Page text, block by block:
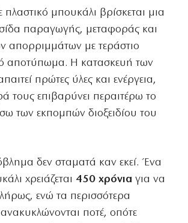
μπουκάλι βρίσκεται μια
παραγωγής, μεταφοράς και
απορριμμάτων με τεράστιο
αποτύπωμα. Η κατασκευή των
πρώτες ύλες και ενέργεια,
τους επιβαρύνει περαιτέρω το
των εκπομπών διοξειδίου του
δεν σταματά καν εκεί. Ένα
χρειάζεται 450 χρόνια για να
ενώ τα περισσότερα
ποτέ, οπότε